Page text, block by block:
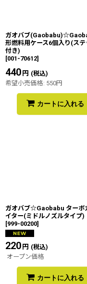
ガオバブ
形燃料用ケース6個入り(ステ
付き)
[001-70612]
440円 (税込)
希望小売価格: 550円
カートに入れる
ガオバブ☆Gaobabu ターボ
イター(ミドルノズルタイプ)
[999-00200]
220円 (税込)
オープン価格
カートに入れる